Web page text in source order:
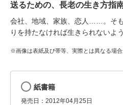
送るための、長老の生き方指南
会社、地域、家族、恋人……。そ
りを持たなければ生きられないよ
※画像は表紙及び帯等、実際とは異なる場合
紙書籍
発売日：2012年04月25日